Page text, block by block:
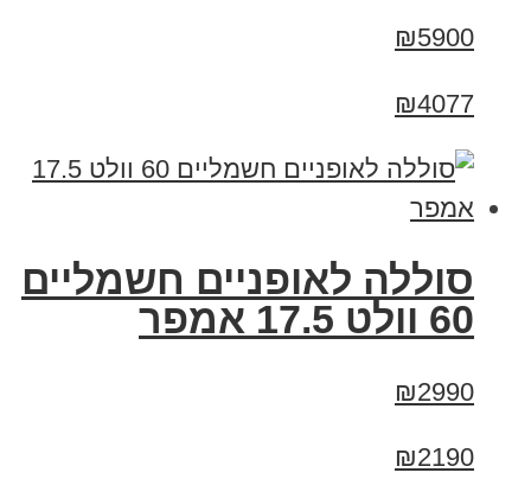
₪5900
₪4077
סוללה לאופניים חשמליים
60 וולט 17.5 אמפר
₪2990
₪2190